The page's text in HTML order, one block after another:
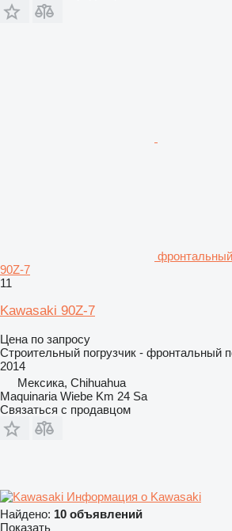
90Z-7
11
Kawasaki 90Z-7
Цена по запросу
Строительный погрузчик - фронтальный
2014
Мексика, Chihuahua
Maquinaria Wiebe Km 24 Sa
Связаться с продавцом
Информация о Kawasaki
Найдено: 10 объявлений
Показать